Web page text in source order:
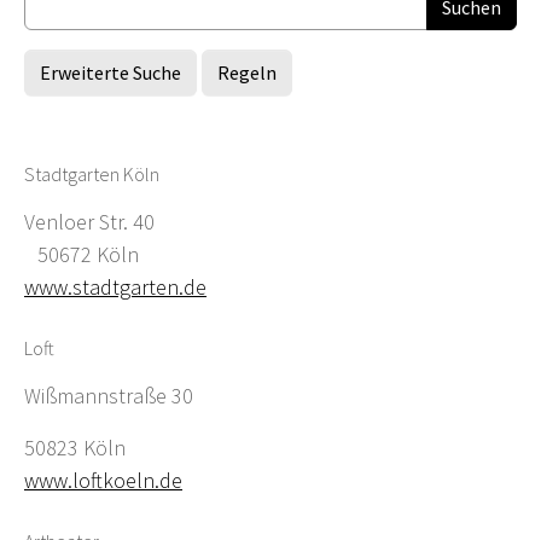
Erweiterte Suche Regeln
Stadtgarten Köln
Venloer Str. 40
50672 Köln
www.stadtgarten.de
Loft
Wißmannstraße 30
50823 Köln
www.loftkoeln.de